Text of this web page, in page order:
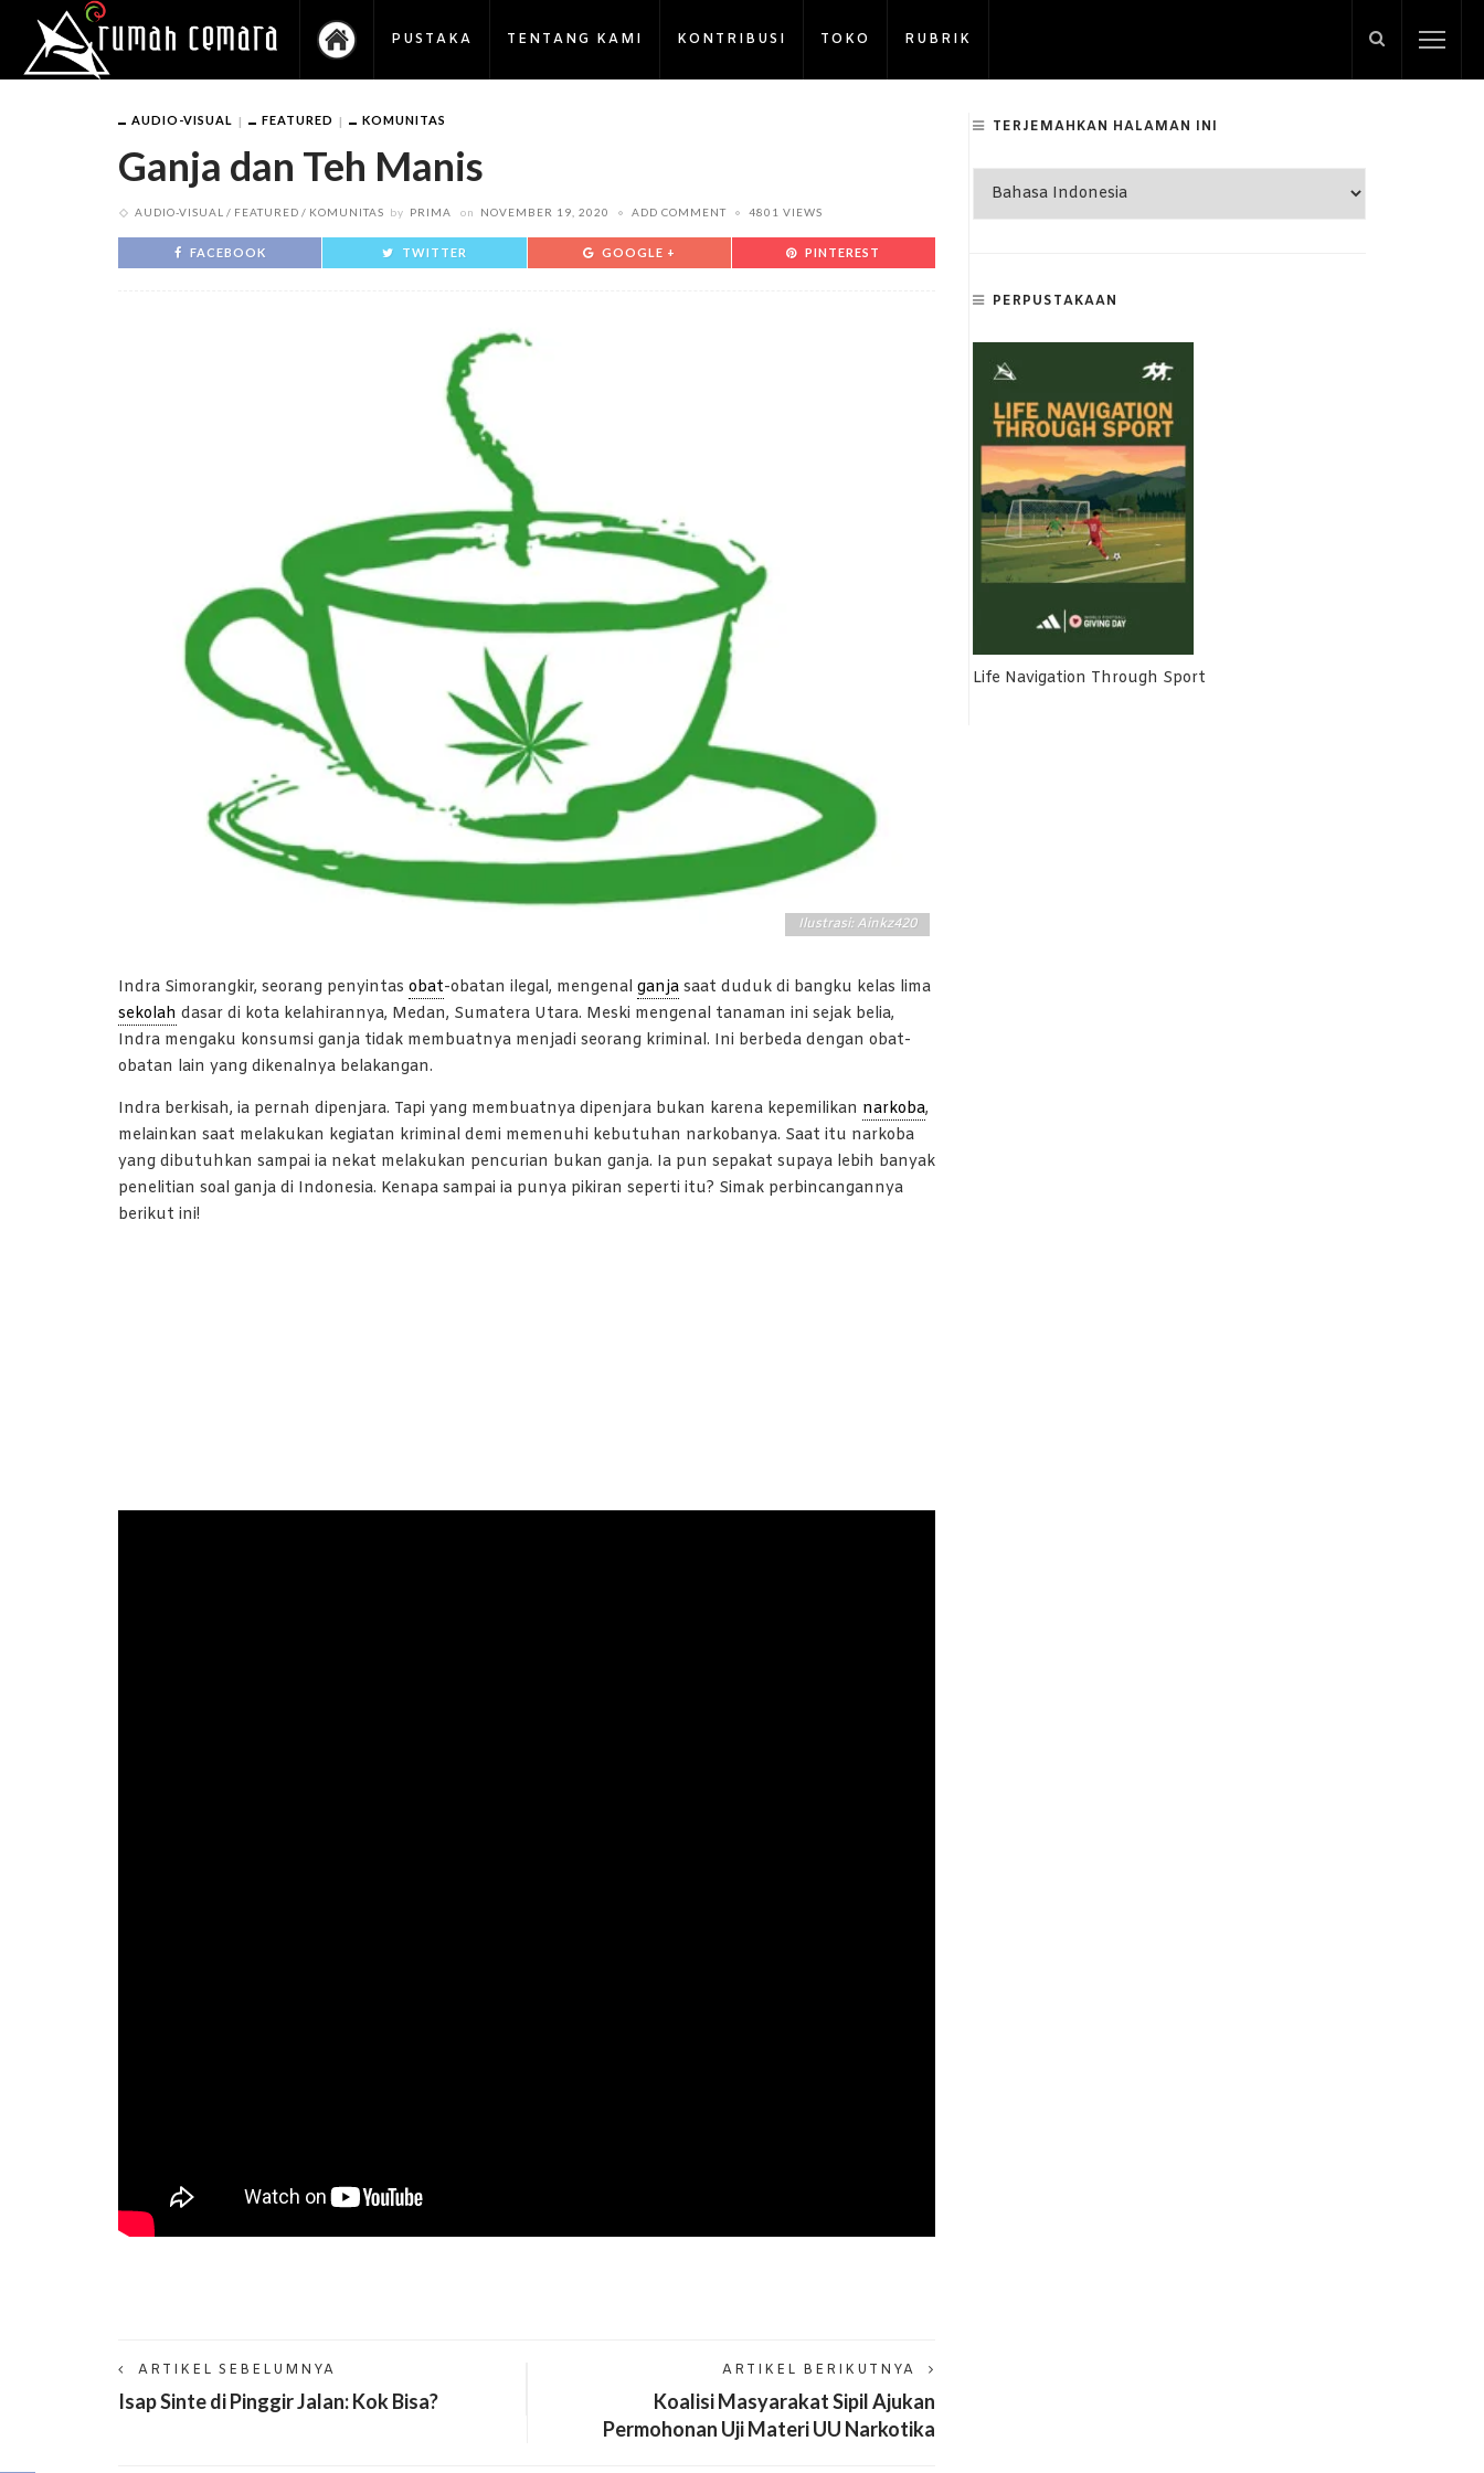
PUSTAKA TENTANG KAMI KONTRIBUSI TOKO RUBRIK
AUDIO-VISUAL FEATURED KOMUNITAS
Ganja dan Teh Manis
AUDIO-VISUAL FEATURED KOMUNITAS by PRIMA on NOVEMBER 19, 2020 ADD COMMENT 4801 VIEWS
FACEBOOK TWITTER GOOGLE + PINTEREST
Ilustrasi: Ainkz420
Indra Simorangkir, seorang penyintas obat-obatan ilegal, mengenal ganja saat duduk di bangku kelas lima
sekolah dasar di kota kelahirannya, Medan, Sumatera Utara. Meski mengenal tanaman ini sejak belia,
Indra mengaku konsumsi ganja tidak membuatnya menjadi seorang kriminal. Ini berbeda dengan obat-
obatan lain yang dikenalnya belakangan.
Indra berkisah, ia pernah dipenjara. Tapi yang membuatnya dipenjara bukan karena kepemilikan narkoba,
melainkan saat melakukan kegiatan kriminal demi memenuhi kebutuhan narkobanya. Saat itu narkoba
yang dibutuhkan sampai ia nekat melakukan pencurian bukan ganja. Ia pun sepakat supaya lebih banyak
penelitian soal ganja di Indonesia. Kenapa sampai ia punya pikiran seperti itu? Simak perbincangannya
berikut ini!
ARTIKEL SEBELUMNYA
Isap Sinte di Pinggir Jalan: Kok Bisa?
ARTIKEL BERIKUTNYA
Koalisi Masyarakat Sipil Ajukan
Permohonan Uji Materi UU Narkotika
TERJEMAHKAN HALAMAN INI
PERPUSTAKAAN
Life Navigation Through Sport